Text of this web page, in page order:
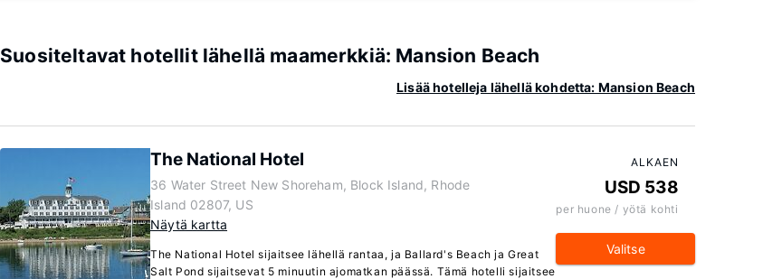
Suositeltavat hotellit lähellä maamerkkiä: Mansion Beach
Lisää hotelleja lähellä kohdetta: Mansion Beach
The National Hotel
36 Water Street New Shoreham, Block Island, Rhode
Island 02807, US
Näytä kartta
The National Hotel sijaitsee lähellä rantaa, ja Ballard's Beach ja Great
Salt Pond sijaitsevat 5 minuutin ajomatkan päässä. Tämä hotelli sijaitsee
ALKAEN
USD 538
per huone / yötä kohti
Valitse